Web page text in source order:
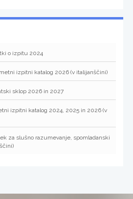
o izpitu 2024
izpitni katalog 2026 (v italijanščini)
sklop 2026 in 2027
izpitni katalog 2024, 2025 in 2026 (v
za slušno razumevanje, spomladanski